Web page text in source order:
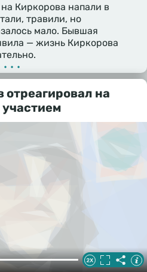
Киркорова напали в
травили, но
мало. Бывшая
— жизнь Киркорова
•••
на